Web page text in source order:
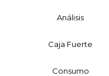
Análisis
Caja Fuerte
Consumo